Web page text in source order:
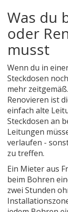
Was du
oder
musst
Wenn du in
Steckdosen
mehr
Renovieren ist
einfach alte
Steckdosen an
Leitungen
verlaufen -
zu treffen.
Ein Mieter aus
beim Bohren
zwei Stunden